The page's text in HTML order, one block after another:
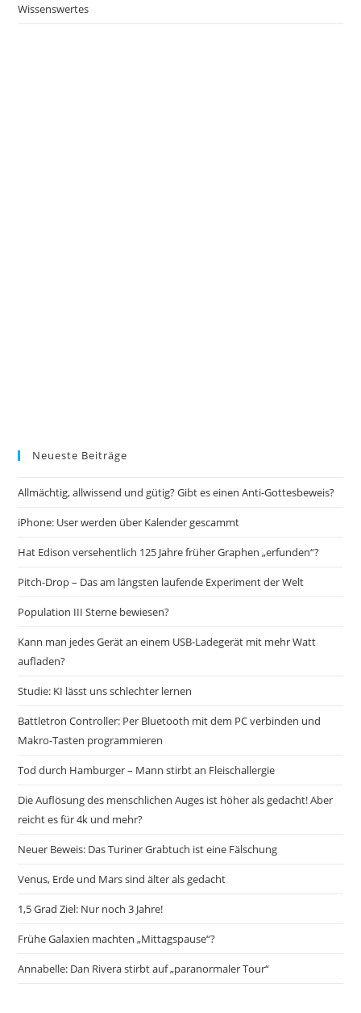
Wissenswertes
Neueste Beiträge
Allmächtig, allwissend und gütig? Gibt es einen Anti-Gottesbeweis?
iPhone: User werden über Kalender gescammt
Hat Edison versehentlich 125 Jahre früher Graphen „erfunden“?
Pitch-Drop – Das am längsten laufende Experiment der Welt
Population III Sterne bewiesen?
Kann man jedes Gerät an einem USB-Ladegerät mit mehr Watt
aufladen?
Studie: KI lässt uns schlechter lernen
Battletron Controller: Per Bluetooth mit dem PC verbinden und
Makro-Tasten programmieren
Tod durch Hamburger – Mann stirbt an Fleischallergie
Die Auflösung des menschlichen Auges ist höher als gedacht! Aber
reicht es für 4k und mehr?
Neuer Beweis: Das Turiner Grabtuch ist eine Fälschung
Venus, Erde und Mars sind älter als gedacht
1,5 Grad Ziel: Nur noch 3 Jahre!
Frühe Galaxien machten „Mittagspause“?
Annabelle: Dan Rivera stirbt auf „paranormaler Tour“